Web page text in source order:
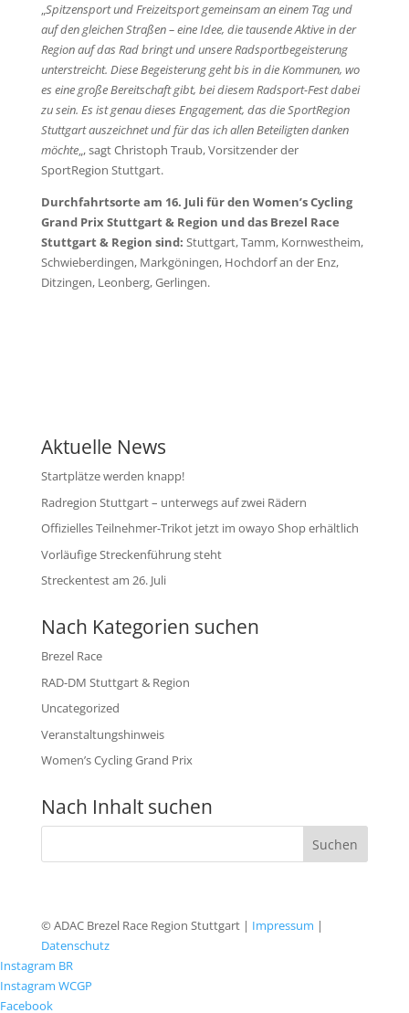
„Spitzensport und Freizeitsport gemeinsam an einem Tag und
auf den gleichen Straßen – eine Idee, die tausende Aktive in der
Region auf das Rad bringt und unsere Radsportbegeisterung
unterstreicht. Diese Begeisterung geht bis in die Kommunen, wo
es eine große Bereitschaft gibt, bei diesem Radsport-Fest dabei
zu sein. Es ist genau dieses Engagement, das die SportRegion
Stuttgart auszeichnet und für das ich allen Beteiligten danken
möchte„, sagt Christoph Traub, Vorsitzender der
SportRegion Stuttgart.
Durchfahrtsorte am 16. Juli für den Women’s Cycling
Grand Prix Stuttgart & Region und das Brezel Race
Stuttgart & Region sind: Stuttgart, Tamm, Kornwestheim,
Schwieberdingen, Markgöningen, Hochdorf an der Enz,
Ditzingen, Leonberg, Gerlingen.
Aktuelle News
Startplätze werden knapp!
Radregion Stuttgart – unterwegs auf zwei Rädern
Offizielles Teilnehmer-Trikot jetzt im owayo Shop erhältlich
Vorläufige Streckenführung steht
Streckentest am 26. Juli
Nach Kategorien suchen
Brezel Race
RAD-DM Stuttgart & Region
Uncategorized
Veranstaltungshinweis
Women’s Cycling Grand Prix
Nach Inhalt suchen
© ADAC Brezel Race Region Stuttgart | Impressum |
Datenschutz
Instagram BR
Instagram WCGP
Facebook